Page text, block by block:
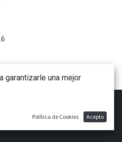
garantizarle una mejor
Política de Cookies Acepto